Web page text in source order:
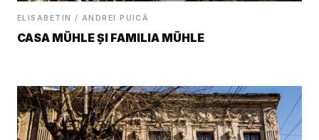
ELISABETIN / ANDREI PUICĂ
CASA MÜHLE ŞI FAMILIA MÜHLE